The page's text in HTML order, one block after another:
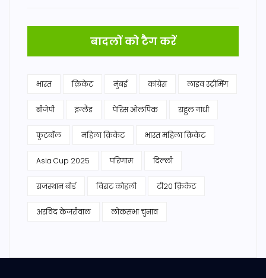
बादलों को टैग करें
भारत क्रिकेट मुंबई कांग्रेस लाइव स्ट्रीमिंग
बीजेपी इंग्लैंड पेरिस ओलंपिक राहुल गांधी
फुटबॉल महिला क्रिकेट भारत महिला क्रिकेट
Asia Cup 2025 परिणाम दिल्ली
राजस्थान बोर्ड विराट कोहली टी20 क्रिकेट
अरविंद केजरीवाल लोकसभा चुनाव